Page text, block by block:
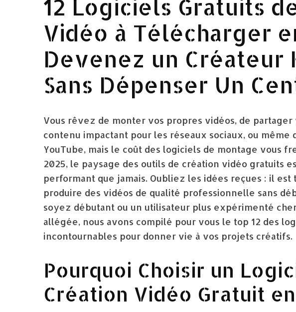
12 Logiciels Gratuits
Vidéo à Télécharger
Devenez un Créateur
Sans Dépenser Un
Vous rêvez de monter vos propres vidéos, de partager
contenu impactant pour les réseaux sociaux, ou même
YouTube, mais le coût des logiciels de montage vous
2025, le paysage des outils de création vidéo gratuits
performant que jamais. Oubliez les idées reçues : il est
produire des vidéos de qualité professionnelle sans
soyez débutant ou un utilisateur plus expérimenté
allégée, nous avons compilé pour vous le top 12 des
incontournables pour donner vie à vos projets créatifs.
Pourquoi Choisir un
Création Vidéo Gratuit